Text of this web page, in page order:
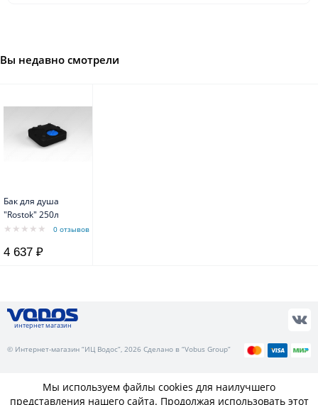
Вы недавно смотрели
Бак для душа
"Rostok" 250л
0 отзывов
4 637 ₽
интернет магазин
© Интернет-магазин “ИЦ Водос”, 2026 Сделано в “Vobus Group”
Мы используем файлы cookies для наилучшего
представления нашего сайта. Продолжая использовать этот